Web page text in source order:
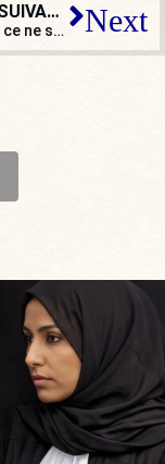
ARTICLE SUIVANT
Économie : ce ne sera pas une correction mais un krach ! Next